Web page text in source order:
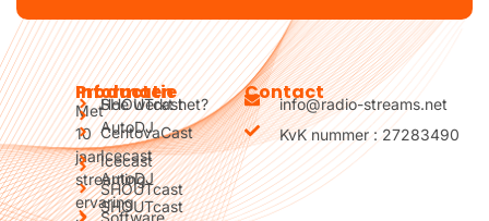
Met
10
jaar
streaming
ervaring
Producten
SHOUTcast
AutoDJ
Icecast
AutoDJ
SHOUTcast
Informatie
Hoe werkt het?
CentovaCast
Icecast
SHOUTcast
Software
Contact
info@radio-streams.net
KvK nummer : 27283490